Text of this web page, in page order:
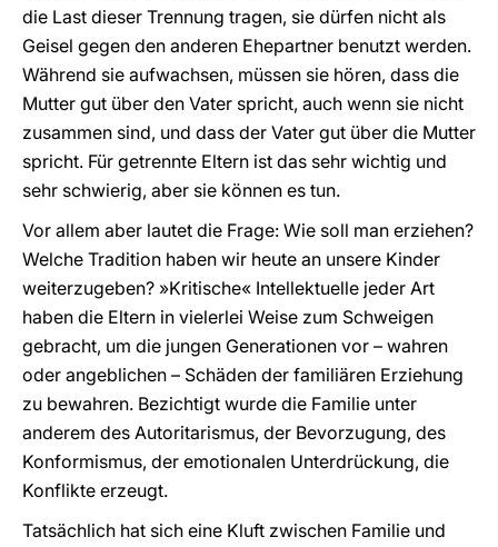
die Last dieser Trennung tragen, sie dürfen nicht als
Geisel gegen den anderen Ehepartner benutzt werden.
Während sie aufwachsen, müssen sie hören, dass die
Mutter gut über den Vater spricht, auch wenn sie nicht
zusammen sind, und dass der Vater gut über die Mutter
spricht. Für getrennte Eltern ist das sehr wichtig und
sehr schwierig, aber sie können es tun.
Vor allem aber lautet die Frage: Wie soll man erziehen?
Welche Tradition haben wir heute an unsere Kinder
weiterzugeben? »Kritische« Intellektuelle jeder Art
haben die Eltern in vielerlei Weise zum Schweigen
gebracht, um die jungen Generationen vor – wahren
oder angeblichen – Schäden der familiären Erziehung
zu bewahren. Bezichtigt wurde die Familie unter
anderem des Autoritarismus, der Bevorzugung, des
Konformismus, der emotionalen Unterdrückung, die
Konflikte erzeugt.
Tatsächlich hat sich eine Kluft zwischen Familie und